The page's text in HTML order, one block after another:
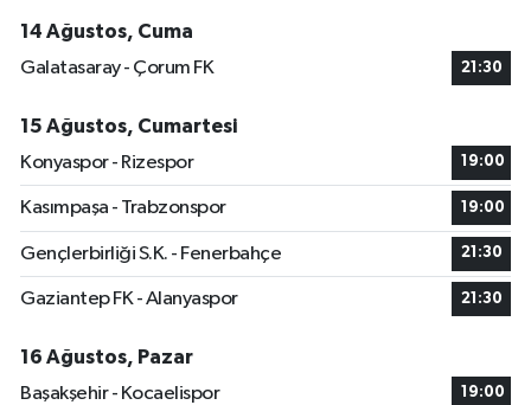
14 Ağustos, Cuma
Galatasaray - Çorum FK
21:30
15 Ağustos, Cumartesi
Konyaspor - Rizespor
19:00
Kasımpaşa - Trabzonspor 19:00
Gençlerbirliği S.K. - Fenerbahçe 21:30
Gaziantep FK - Alanyaspor 21:30
16 Ağustos, Pazar
Başakşehir - Kocaelispor
19:00